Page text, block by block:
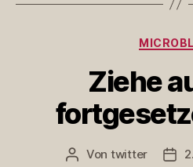
Ziehe
Beitragsautor
Von twitter